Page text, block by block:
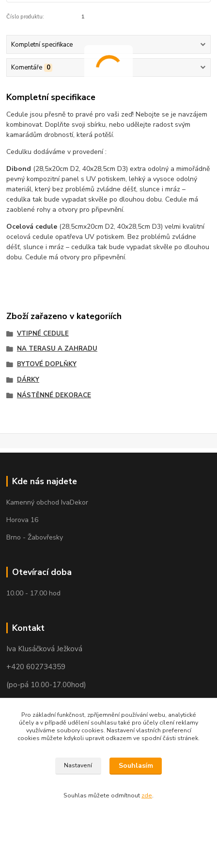
Číslo produktu: 1
Kompletní specifikace
Komentáře 0
Kompletní specifikace
Cedule jsou přesně to pravé pro vaši zeď! Nebojte se je navzájem
kombinovat. Doplňte svoji sbírku, nebo udělejte radost svým
kamarádům drobností, která potěší.
Cedulku dodáváme v provedení :
Dibond (28,5x20cm D2, 40x28,5cm D3) extra odolný a mimořádně
pevný kompozitní panel s UV potiskem, lehký a vysoce odolný
materiál, který bez problémů zvládne déšť, slunce i mráz –
cedulka tak bude vypadat skvěle po dlouhou dobu. Cedule má
zaoblené rohy a otvory pro připevnění.
Ocelová cedule (28,5cmx20cm D2, 40x28,5cm D3) velmi kvalitní
ocelová cedule opatřeva UV potiskem. Bez problémů zvládne
déšť, slunce i mráz – cedulka tak bude vypadat skvěle po dlouhou
dobu. Cedule má otvory pro připevnění.
Zboží zařazeno v kategoriích
VTIPNÉ CEDULE
NA TERASU A ZAHRADU
BYTOVÉ DOPLŇKY
DÁRKY
NÁSTĚNNÉ DEKORACE
Kde nás najdete
Kamenný obchod IvaDekor
Horova 16
Brno - Žabovřesky
Otevírací doba
10.00 - 17.00 hod
Kontakt
Iva Klusáčková Ježková
+420 602734359
(po-pá 10.00-17.00hod)
Pro základní funkčnost, zpříjemnění používání webu, analytické
účely a v případě udělení souhlasu také pro účely cílení reklamy
využíváme soubory cookies. Nastavení vlastních preferencí
cookies můžete kdykoli upravit odkazem ve spodní části stránek.
Nastavení Souhlasím
Souhlas můžete odmítnout zde.